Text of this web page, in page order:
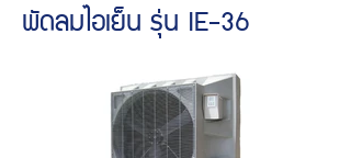
พัดลมไอเย็น รุ่น IE-36